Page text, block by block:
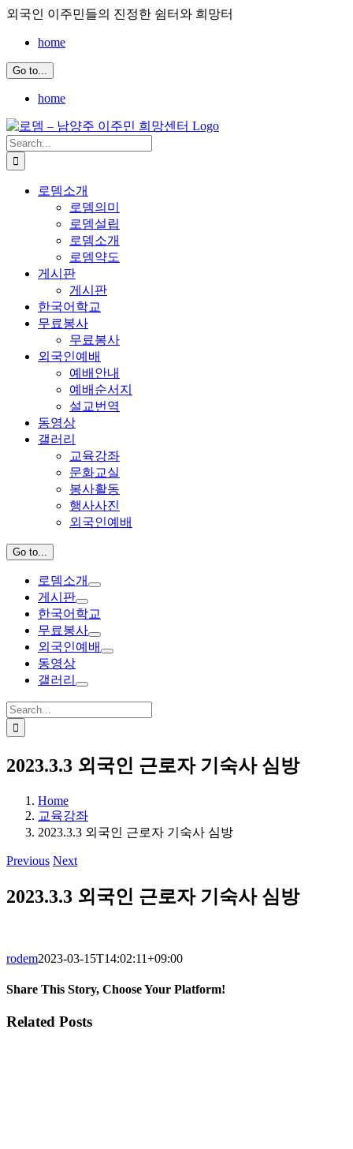
Skip
content
외국인 이주민들의 진정한 쉼터와 희망터
home
Go to...
home
Search
for:
로뎀소개
로뎀의미
로뎀설립
로뎀소개
로뎀약도
게시판
게시판
한국어학교
무료봉사
무료봉사
외국인예배
예배안내
예배순서지
설교번역
동영상
갤러리
교육강좌
문화교실
봉사활동
행사사진
외국인예배
Go to...
로뎀소개
게시판
한국어학교
무료봉사
외국인예배
동영상
갤러리
Search
for:
2023.3.3 외국인 근로자 기숙사 심방
Home
교육강좌
2023.3.3 외국인 근로자 기숙사 심방
Previous Next
2023.3.3 외국인 근로자 기숙사 심방
rodem2023-03-15T14:02:11+09:00
Share This Story, Choose Your Platform!
Facebook
WhatsApp
Pinterest
Email
Related Posts